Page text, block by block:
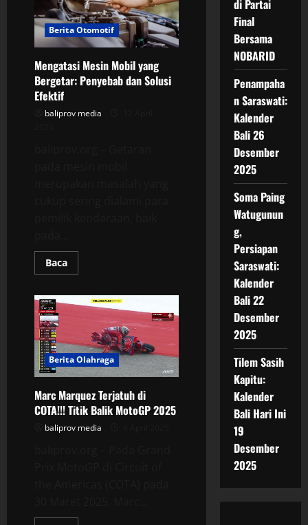
di
Atas
Laut
Berita Otomotif
Mengatasi Mesin Mobil yang
Bergetar: Penyebab dan Solusi
Efektif
baliprov media
BacaRead
more
Mesin
Mobil
Bergetar:
Penyebab
dan
Solusi
Efektif
Berita Olahraga
Marc Marquez Terjatuh di
COTA!!! Titik Balik MotoGP 2025
baliprov media
di Partai
Final
Bersama
NOBARID
Penampaha
n Saraswati:
Kalender
Bali 26
Desember
2025
Soma Paing
Watugunun
g,
Persiapan
Saraswati:
Kalender
Bali 22
Desember
2025
Tilem Sasih
Kapitu:
Kalender
Bali Hari Ini
19
Desember
2025